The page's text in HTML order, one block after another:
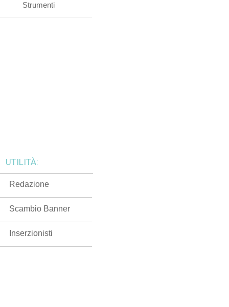
Strumenti
UTILITÀ:
Redazione
Scambio Banner
Inserzionisti